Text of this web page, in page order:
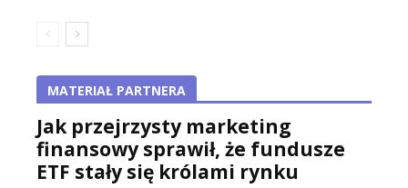
MATERIAŁ PARTNERA
Jak przejrzysty marketing
finansowy sprawił, że fundusze
ETF stały się królami rynku